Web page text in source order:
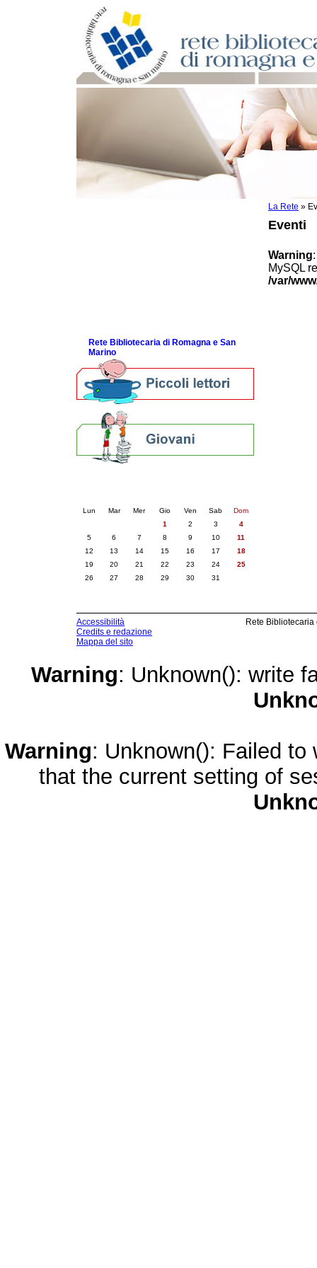
La Rete »
Eventi
Warning
MySQL
/var/
Rete Bibliotecaria di Romagna e San
Marino
Lun Mar Mer Gio Ven Sab
Dom
1
2 3
4
5
6 7 8 9 10
11
12
13 14 15 16 17
18
19
20 21 22 23 24
25
26
27 28 29 30 31
Accessibilità
Credits e redazione
Mappa del sito
Rete
Warning: Unknown(): write
Warning: Unknown(): Failed
that the current setting of